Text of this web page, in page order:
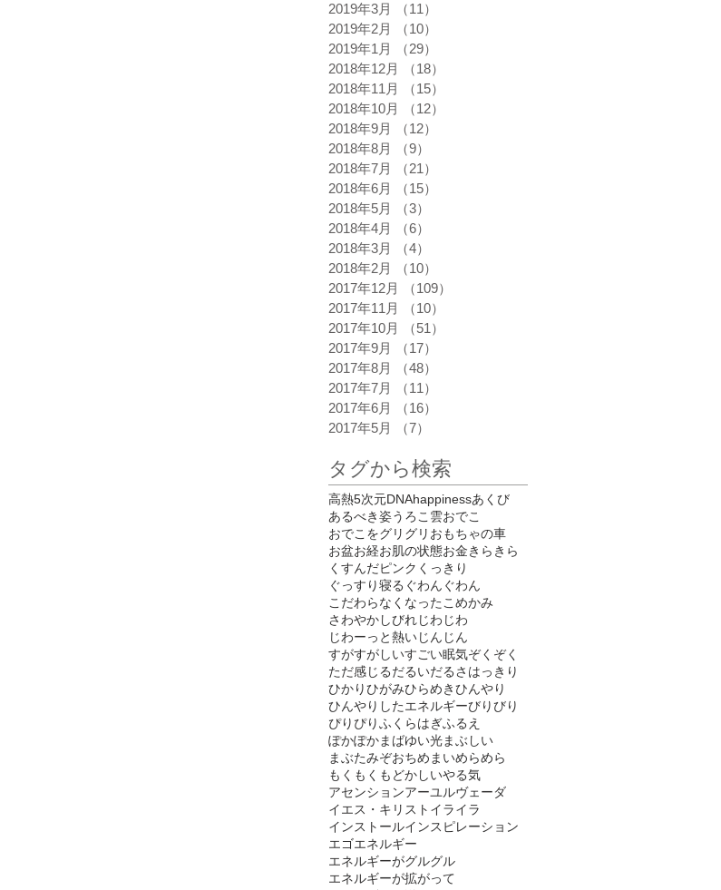
2019年3月
（11）
2019年2月
（10）
2019年1月
（29）
2018年12月
（18）
2018年11月
（15）
2018年10月
（12）
2018年9月
（12）
2018年8月
（9）
2018年7月
（21）
2018年6月
（15）
2018年5月
（3）
2018年4月
（6）
2018年3月
（4）
2018年2月
（10）
2017年12月
（109）
2017年11月
（10）
2017年10月
（51）
2017年9月
（17）
2017年8月
（48）
2017年7月
（11）
2017年6月
（16）
2017年5月
（7）
タグから検索
高熱5次元DNAhappinessあくび
あるべき姿うろこ雲おでこ
おでこをグリグリ おもちゃの車
お盆お経お肌の状態お金きらきら
くすんだピンク くっきり
ぐっすり寝る ぐわんぐわん
こだわらなくなった こめかみ
さわやかしびれじわじわ
じわーっと熱いじんじん
すがすがしいすごい眠気ぞくぞく
ただ感じるだるいだるさ はっきり
ひかりひがみひらめきひんやり
ひんやりしたエネルギーびりびり
ぴりぴりふくらはぎふるえ
ぽかぽかまばゆい光まぶしい
まぶたみぞおちめまいめらめら
もくもく もどかしいやる気
アセンションアーユルヴェーダ
イエス・キリスト イライラ
インストールインスピレーション
エゴエネルギー
エネルギーがグルグル
エネルギーが拡がって